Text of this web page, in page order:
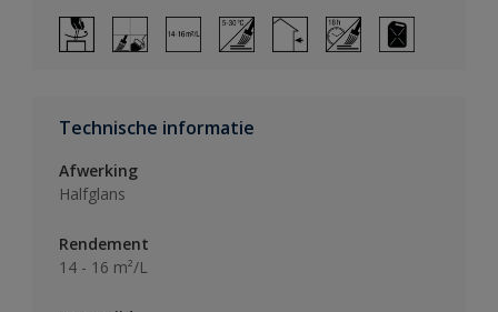
Technische informatie
Afwerking
Halfglans
Rendement
14 - 16 m²/L